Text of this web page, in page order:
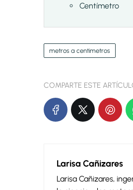
Centímetro
metros a centimetros
COMPARTE ESTE
Larisa Cañizares
Larisa Cañizares,